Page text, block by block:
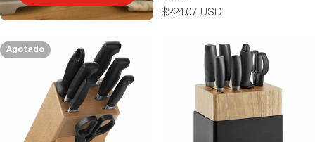
Precio
$224.07 USD
Agotado